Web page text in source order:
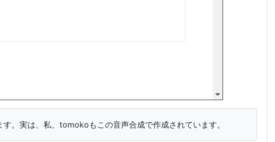
。実は、私、tomokoもこの音声合成で作成されています。